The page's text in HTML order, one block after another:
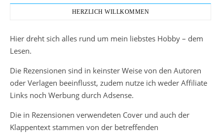
HERZLICH WILLKOMMEN
Hier dreht sich alles rund um mein liebstes Hobby – dem
Lesen.
Die Rezensionen sind in keinster Weise von den Autoren
oder Verlagen beeinflusst, zudem nutze ich weder Affiliate
Links noch Werbung durch Adsense.
Die in Rezensionen verwendeten Cover und auch der
Klappentext stammen von der betreffenden